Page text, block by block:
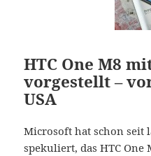
HTC One M8
vorgestellt –
USA
Microsoft hat schon seit
spekuliert, das HTC